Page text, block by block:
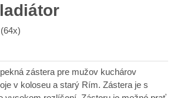
(64x)
zástera pre mužov kuchárov
v koloseu a starý Rím. Zástera je s